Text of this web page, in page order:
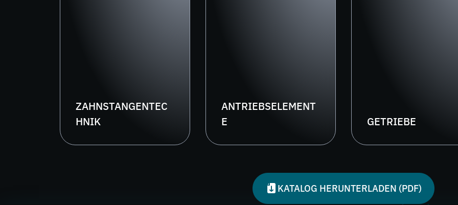
ZAHNSTANGENTEC
HNIK
ANTRIEBSELEMENT
E
GETRIEBE
KATALOG HERUNTERLADEN (PDF)